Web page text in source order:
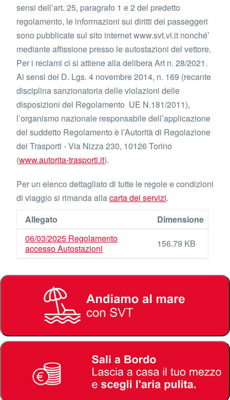
sensi dell’art. 25, paragrafo 1 e 2 del predetto
regolamento, le informazioni sui diritti dei passeggeri
sono pubblicate sul sito internet www.svt.vi.it nonché’
mediante affissione presso le autostazioni del vettore.
Per i reclami ci si attiene alla delibera Art n. 28/2021.
Ai sensi del D. Lgs. 4 novembre 2014, n. 169 (recante
disciplina sanzionatoria delle violazioni delle
disposizioni del Regolamento UE N.181/2011),
l’organismo nazionale responsabile dell’applicazione
del suddetto Regolamento è l’Autorità di Regolazione
dei Trasporti - Via Nizza 230, 10126 Torino
(www.autorita-trasporti.it).
Per un elenco dettagliato di tutte le regole e condizioni
di viaggio si rimanda allacarta dei servizi.
Allegato
Dimensione
06/03/2025 Regolamento
accesso Autostazioni
156.79 KB